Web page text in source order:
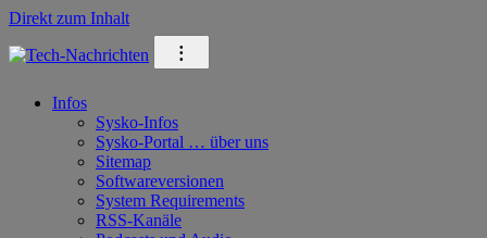
Direkt zum Inhalt
⁝
Infos
Sysko-Infos
Sysko-Portal … über uns
Sitemap
Softwareversionen
System Requirements
RSS-Kanäle